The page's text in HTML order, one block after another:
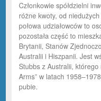
Członkowie spółdzielni
różne kwoty, od
połowa udziałowców to
pozostała część to
Brytanii, Stanów
Australii i Hiszpanii. Jest
Stubbs z Australii, którego
Arms” w latach
pubie.